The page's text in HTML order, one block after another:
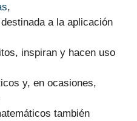
,
a la aplicación
inspiran y hacen uso
y, en ocasiones,
también